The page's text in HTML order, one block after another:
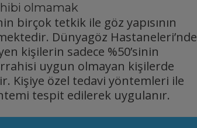
olmamak
birçok tetkik ile göz yapısının
Dünyagöz Hastaneleri’nde
kişilerin sadece %50’sinin
uygun olmayan kişilerde
Kişiye özel tedavi yöntemleri ile
tespit edilerek uygulanır.